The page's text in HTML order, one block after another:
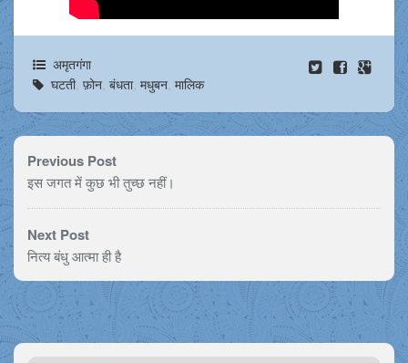
अमृतगंगा
घटती, फ़ोन, बंधता, मधुबन, मालिक
Previous Post
इस जगत में कुछ भी तुच्छ नहीं।
Next Post
नित्य बंधु आत्मा ही है